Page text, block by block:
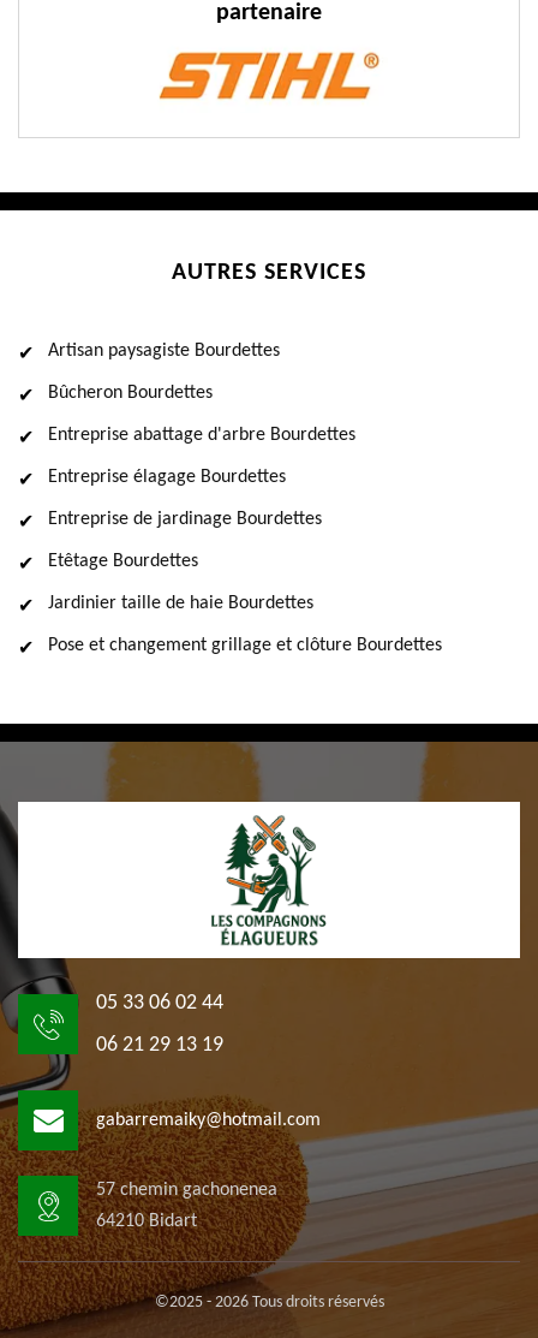
partenaire
AUTRES SERVICES
Artisan paysagiste Bourdettes
Bûcheron Bourdettes
Entreprise abattage d'arbre Bourdettes
Entreprise élagage Bourdettes
Entreprise de jardinage Bourdettes
Etêtage Bourdettes
Jardinier taille de haie Bourdettes
Pose et changement grillage et clôture Bourdettes
05 33 06 02 44
06 21 29 13 19
gabarremaiky@hotmail.com
57 chemin gachonenea
64210 Bidart
©2025 - 2026 Tous droits réservés